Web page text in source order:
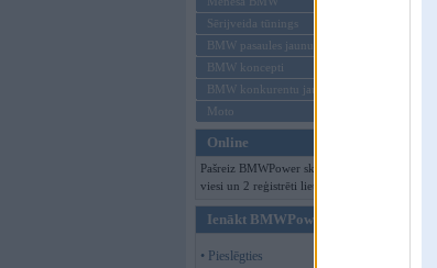
Sērijveida tūnings
BMW pasaules jaunumi
BMW koncepti
BMW konkurentu jaunumi
Moto
Online
Pašreiz BMWPower skatās 140
viesi un 2 reģistrēti lietotāji.
Ienākt BMWPower
• Pieslēgties